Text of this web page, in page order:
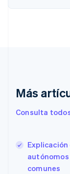
Más
Consulta
autónomos
comunes
English
English
Eslovaquia
English
Eslovenia